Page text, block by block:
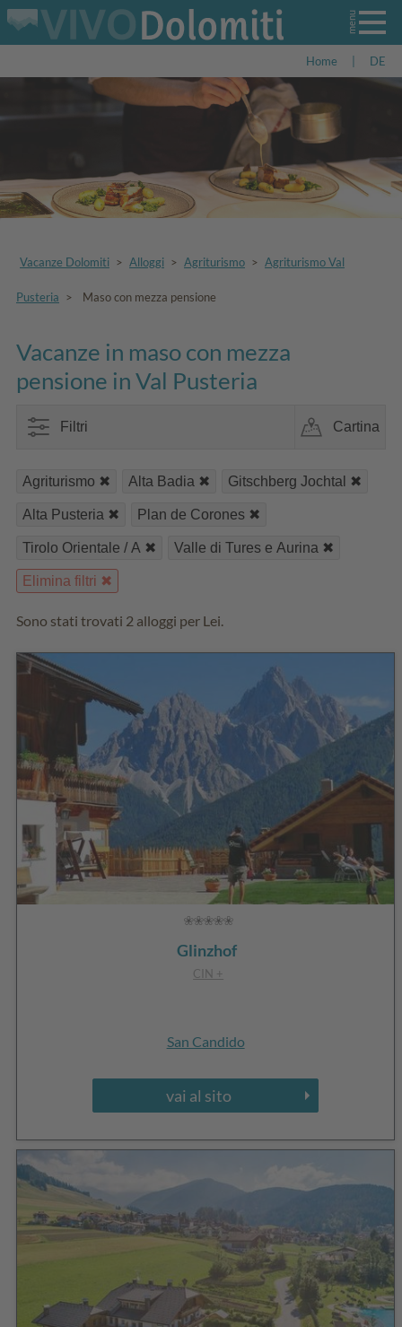
Home DE
Vacanze Dolomiti > Alloggi > Agriturismo > Agriturismo Val
Pusteria > Maso con mezza pensione
Vacanze in maso con mezza
pensione in Val Pusteria
Filtri Cartina
Agriturismo Alta Badia Gitschberg Jochtal
Alta Pusteria Plan de Corones
Tirolo Orientale / A Valle di Tures e Aurina
Elimina filtri
Sono stati trovati 2 alloggi per Lei.
Glinzhof
CIN +
San Candido
vai al sito